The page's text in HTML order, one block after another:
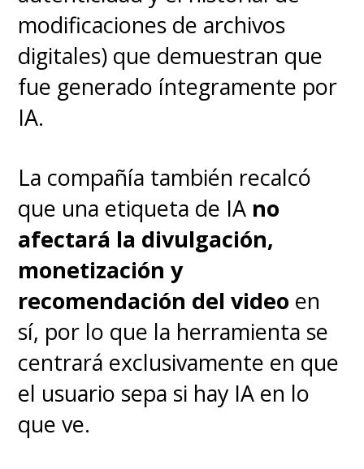
modificaciones de archivos
digitales) que demuestran que
fue generado íntegramente por
IA.
La compañía también recalcó
que una etiqueta de IA no
afectará la divulgación,
monetización y
recomendación del video en
sí, por lo que la herramienta se
centrará exclusivamente en que
el usuario sepa si hay IA en lo
que ve.